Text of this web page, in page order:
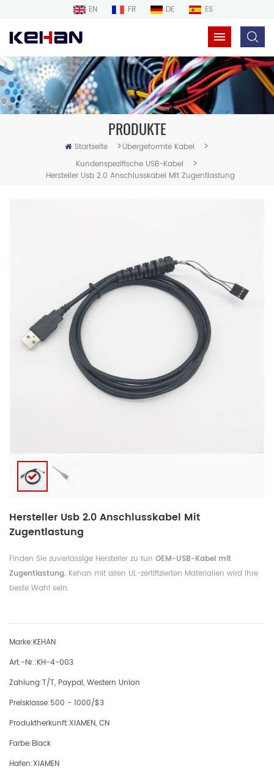
EN FR DE ES
PRODUKTE
Startseite >Übergeformte Kabel >
Kundenspezifische USB-Kabel >
Hersteller Usb 2.0 Anschlusskabel Mit Zugentlastung
Hersteller Usb 2.0 Anschlusskabel Mit
Zugentlastung
Finden Sie zuverlässige Hersteller zu tun OEM-USB-Kabel mit
Zugentlastung. Kehan ​​mit allen UL-zertifizierten Materialien wird Ihre
beste Wahl sein.
Marke:KEHAN
Art.-Nr.:KH-4-003
Zahlung:T/T, Paypal, Western Union
Preisklasse:500 - 1000/$3
Produktherkunft:XIAMEN, CN
Farbe:Black
Hafen:XIAMEN